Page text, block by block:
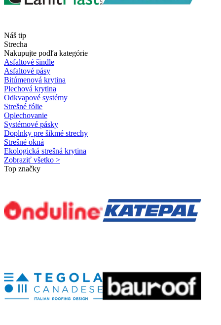
Náš tip
Strecha
Nakupujte podľa kategórie
Asfaltové šindle
Asfaltové pásy
Bitúmenová krytina
Plechová krytina
Odkvapové systémy
Strešné fólie
Oplechovanie
Systémové pásky
Doplnky pre šikmé strechy
Strešné okná
Ekologická strešná krytina
Zobraziť všetko >
Top značky